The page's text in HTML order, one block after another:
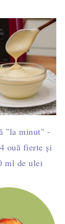
"la minut" -
ouă fierte și
ml de ulei